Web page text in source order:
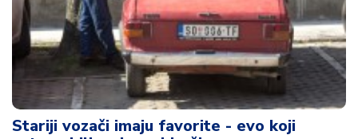
Stariji vozači imaju favorite - evo koji